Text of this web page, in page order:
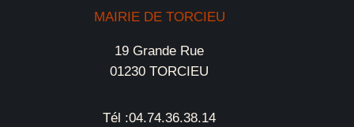
MAIRIE DE TORCIEU
19 Grande Rue
01230 TORCIEU
Tél :04.74.36.38.14